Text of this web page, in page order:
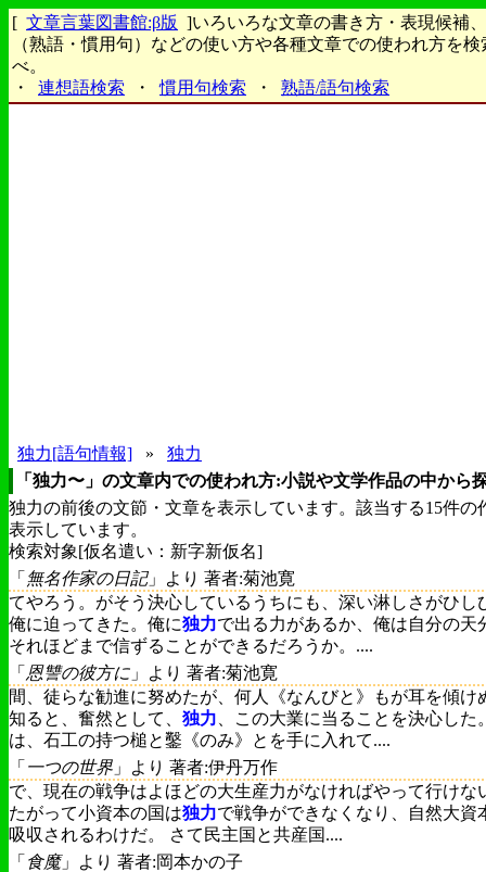
[ 文章言葉図書館:β版 ]いろいろな文章の書き方・表現候補
（熟語・慣用句）などの使い方や各種文章での使われ方を検
べ。
・
連想語検索 ・ 慣用句検索 ・ 熟語/語句検索
独力[語句情報] »
独力
「独力〜」の文章内での使われ方:小説や文学作品の中から
独力の前後の文節・文章を表示しています。該当する15件の
表示しています。
検索対象[仮名遣い：新字新仮名]
「 無名作家の日記」より 著者:菊池寛
てやろう。がそう決心しているうちにも、深い淋しさがひし
俺に迫ってきた。俺に独力で出る力があるか、俺は自分の天
それほどまで信ずることができるだろうか。....
「 恩讐の彼方に 」より 著者:菊池寛
間、徒らな勧進に努めたが、何人《なんびと》もが耳を傾け
知ると、奮然として、 独力 、この大業に当ることを決心した
は、石工の持つ槌と鑿《のみ》とを手に入れて....
「 一つの世界 」より 著者:伊丹万作
で、現在の戦争はよほどの大生産力がなければやって行けな
たがって小資本の国は独力で戦争ができなくなり、自然大資
吸収されるわけだ。 さて民主国と共産国....
「 食魔」より 著者:岡本かの子